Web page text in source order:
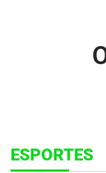
ESPORTES